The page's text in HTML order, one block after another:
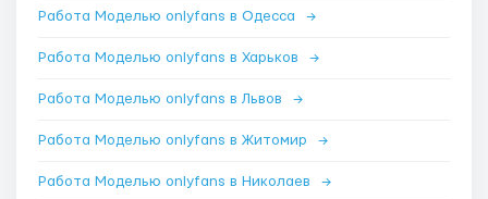
Работа Моделью onlyfans в Одесса →
Работа Моделью onlyfans в Харьков →
Работа Моделью onlyfans в Львов →
Работа Моделью onlyfans в Житомир →
Работа Моделью onlyfans в Николаев →